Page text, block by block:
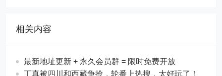
相关内容
最新地址更新 + 永久会员群 = 限时免费开放
丁真被四川和西藏争抢，轮番上热搜，太好玩了！